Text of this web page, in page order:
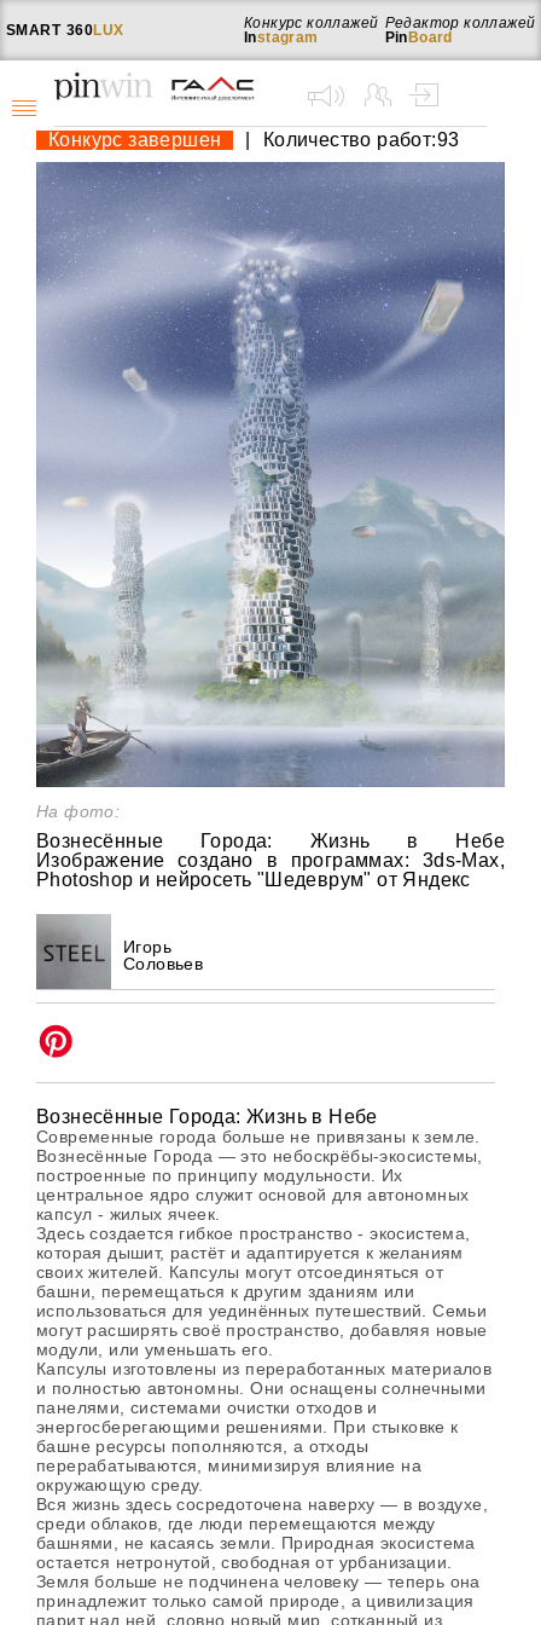
SMART 360LUX
Редактор коллажей
Pin Board
Конкурс коллажей
Instagram
Конкурс завершен Количество работ:93
На фото:
Вознесённые Города: Жизнь в Небе
Изображение создано в программах: 3ds-Мax,
Photoshop и нейросеть "Шедеврум" от Яндекс
Игорь
Соловьев
Вознесённые Города: Жизнь в Небе
Современные города больше не привязаны к земле.
Вознесённые Города — это небоскрёбы-экосистемы,
построенные по принципу модульности. Их
центральное ядро служит основой для автономных
капсул - жилых ячеек.
Здесь создается гибкое пространство - экосистема,
которая дышит, растёт и адаптируется к желаниям
своих жителей. Капсулы могут отсоединяться от
башни, перемещаться к другим зданиям или
использоваться для уединённых путешествий. Семьи
могут расширять своё пространство, добавляя новые
модули, или уменьшать его.
Капсулы изготовлены из переработанных материалов
и полностью автономны. Они оснащены солнечными
панелями, системами очистки отходов и
энергосберегающими решениями. При стыковке к
башне ресурсы пополняются, а отходы
перерабатываются, минимизируя влияние на
окружающую среду.
Вся жизнь здесь сосредоточена наверху — в воздухе,
среди облаков, где люди перемещаются между
башнями, не касаясь земли. Природная экосистема
остается нетронутой, свободная от урбанизации.
Земля больше не подчинена человеку — теперь она
принадлежит только самой природе, а цивилизация
парит над ней, словно новый мир, сотканный из